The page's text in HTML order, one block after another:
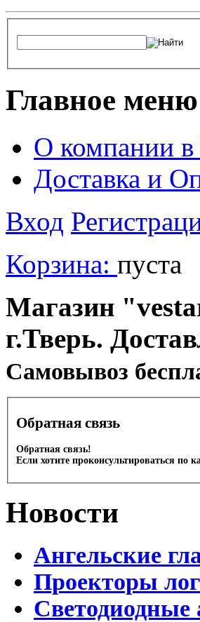
Главное меню
О компании в
Доставка и
Вход
Корзина: пуста
Магазин
г.Тверь.
Cамовывоз
Обратная связь
Обратная связь!
Если хотите проконсультироваться
Новости
Ангельские
Проекторы
Светодиодные